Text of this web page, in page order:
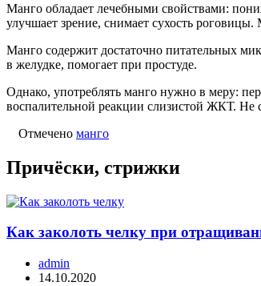
Манго обладает лечебными свойствами:
улучшает зрение, снимает сухость
Манго содержит достаточно питательных
в желудке, помогает при простуде.
Однако, употреблять манго нужно в меру:
воспалительной реакции слизистой ЖКТ. Не
Отмечено манго
Причёски, стрижки
Как заколоть челку при
admin
14.10.2020